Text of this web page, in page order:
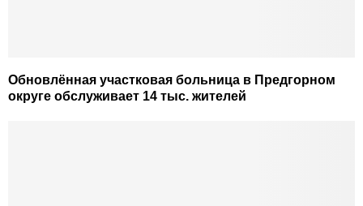
Обновлённая участковая больница в Предгорном
округе обслуживает 14 тыс. жителей